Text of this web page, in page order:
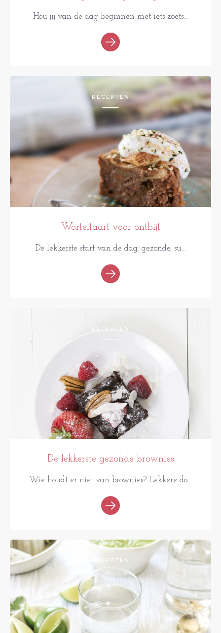
Hou jij van de dag beginnen met iets zoets...
RECEPTEN
Worteltaart voor ontbijt
De lekkerste start van de dag: gezonde, su...
RECEPTEN
De lekkerste gezonde brownies
Wie houdt er niet van brownies? Lekkere do...
RECEPTEN